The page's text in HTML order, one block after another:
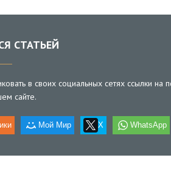
СТАТЬЕЙ
в своих социальных сетях ссылки на
сайте.
Мой Мир X WhatsApp